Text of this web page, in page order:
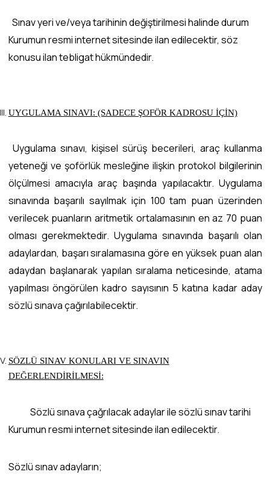
Sınav yeri ve/veya tarihinin değiştirilmesi halinde durum
Kurumun resmi internet sitesinde ilan edilecektir, söz
konusu ilan tebligat hükmündedir.
UYGULAMA SINAVI: (SADECE ŞOFÖR KADROSU İÇİN)
Uygulama sınavı, kişisel sürüş becerileri, araç kullanma
yeteneği ve şoförlük mesleğine ilişkin protokol bilgilerinin
ölçülmesi amacıyla araç başında yapılacaktır. Uygulama
sınavında başarılı sayılmak için 100 tam puan üzerinden
verilecek puanların aritmetik ortalamasının en az 70 puan
olması gerekmektedir. Uygulama sınavında başarılı olan
adaylardan, başarı sıralamasına göre en yüksek puan alan
adaydan başlanarak yapılan sıralama neticesinde, atama
yapılması öngörülen kadro sayısının 5 katına kadar aday
sözlü sınava çağırılabilecektir.
SÖZLÜ SINAV KONULARI VE SINAVIN
DEĞERLENDİRİLMESİ:
Sözlü sınava çağrılacak adaylar ile sözlü sınav tarihi
Kurumun resmi internet sitesinde ilan edilecektir.
Sözlü sınav adayların;